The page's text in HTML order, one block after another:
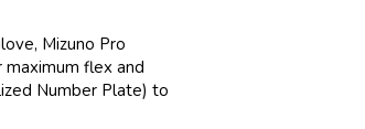
Mizuno Pro
flex and
Number Plate) to